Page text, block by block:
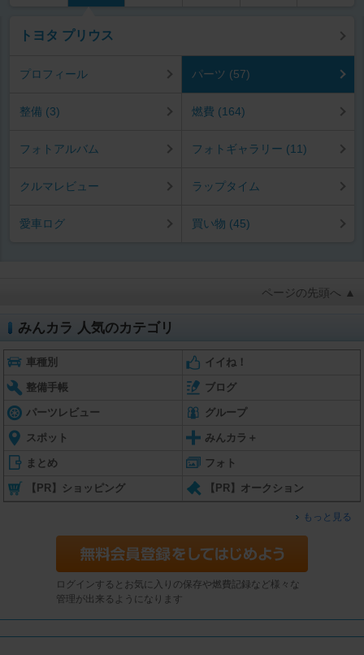
トヨタ プリウス
プロフィール パーツ (57)
整備 (3) 燃費 (164)
フォトアルバム フォトギャラリー (11)
クルマレビュー ラップタイム
愛車ログ 買い物 (45)
ページの先頭へ ▲
みんカラ 人気のカテゴリ
車種別 イイね！
整備手帳 ブログ
パーツレビュー グループ
スポット みんカラ＋
まとめ フォト
【PR】ショッピング 【PR】オークション
もっと見る
ログインするとお気に入りの保存や燃費記録など様々な
管理が出来るようになります